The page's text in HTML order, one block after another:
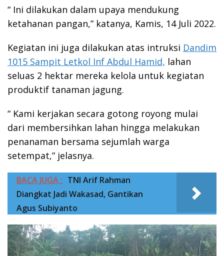
“ Ini dilakukan dalam upaya mendukung
ketahanan pangan,” katanya, Kamis, 14 Juli 2022.
Kegiatan ini juga dilakukan atas intruksi Dandim
1015 Sampit Letkol Inf Abdul Hamid, lahan
seluas 2 hektar mereka kelola untuk kegiatan
produktif tanaman jagung.
“ Kami kerjakan secara gotong royong mulai
dari membersihkan lahan hingga melakukan
penanaman bersama sejumlah warga
setempat,” jelasnya.
BACA JUGA : TNI Arif Rahman
Diangkat Jadi Wakasad, Gantikan
Agus Subiyanto